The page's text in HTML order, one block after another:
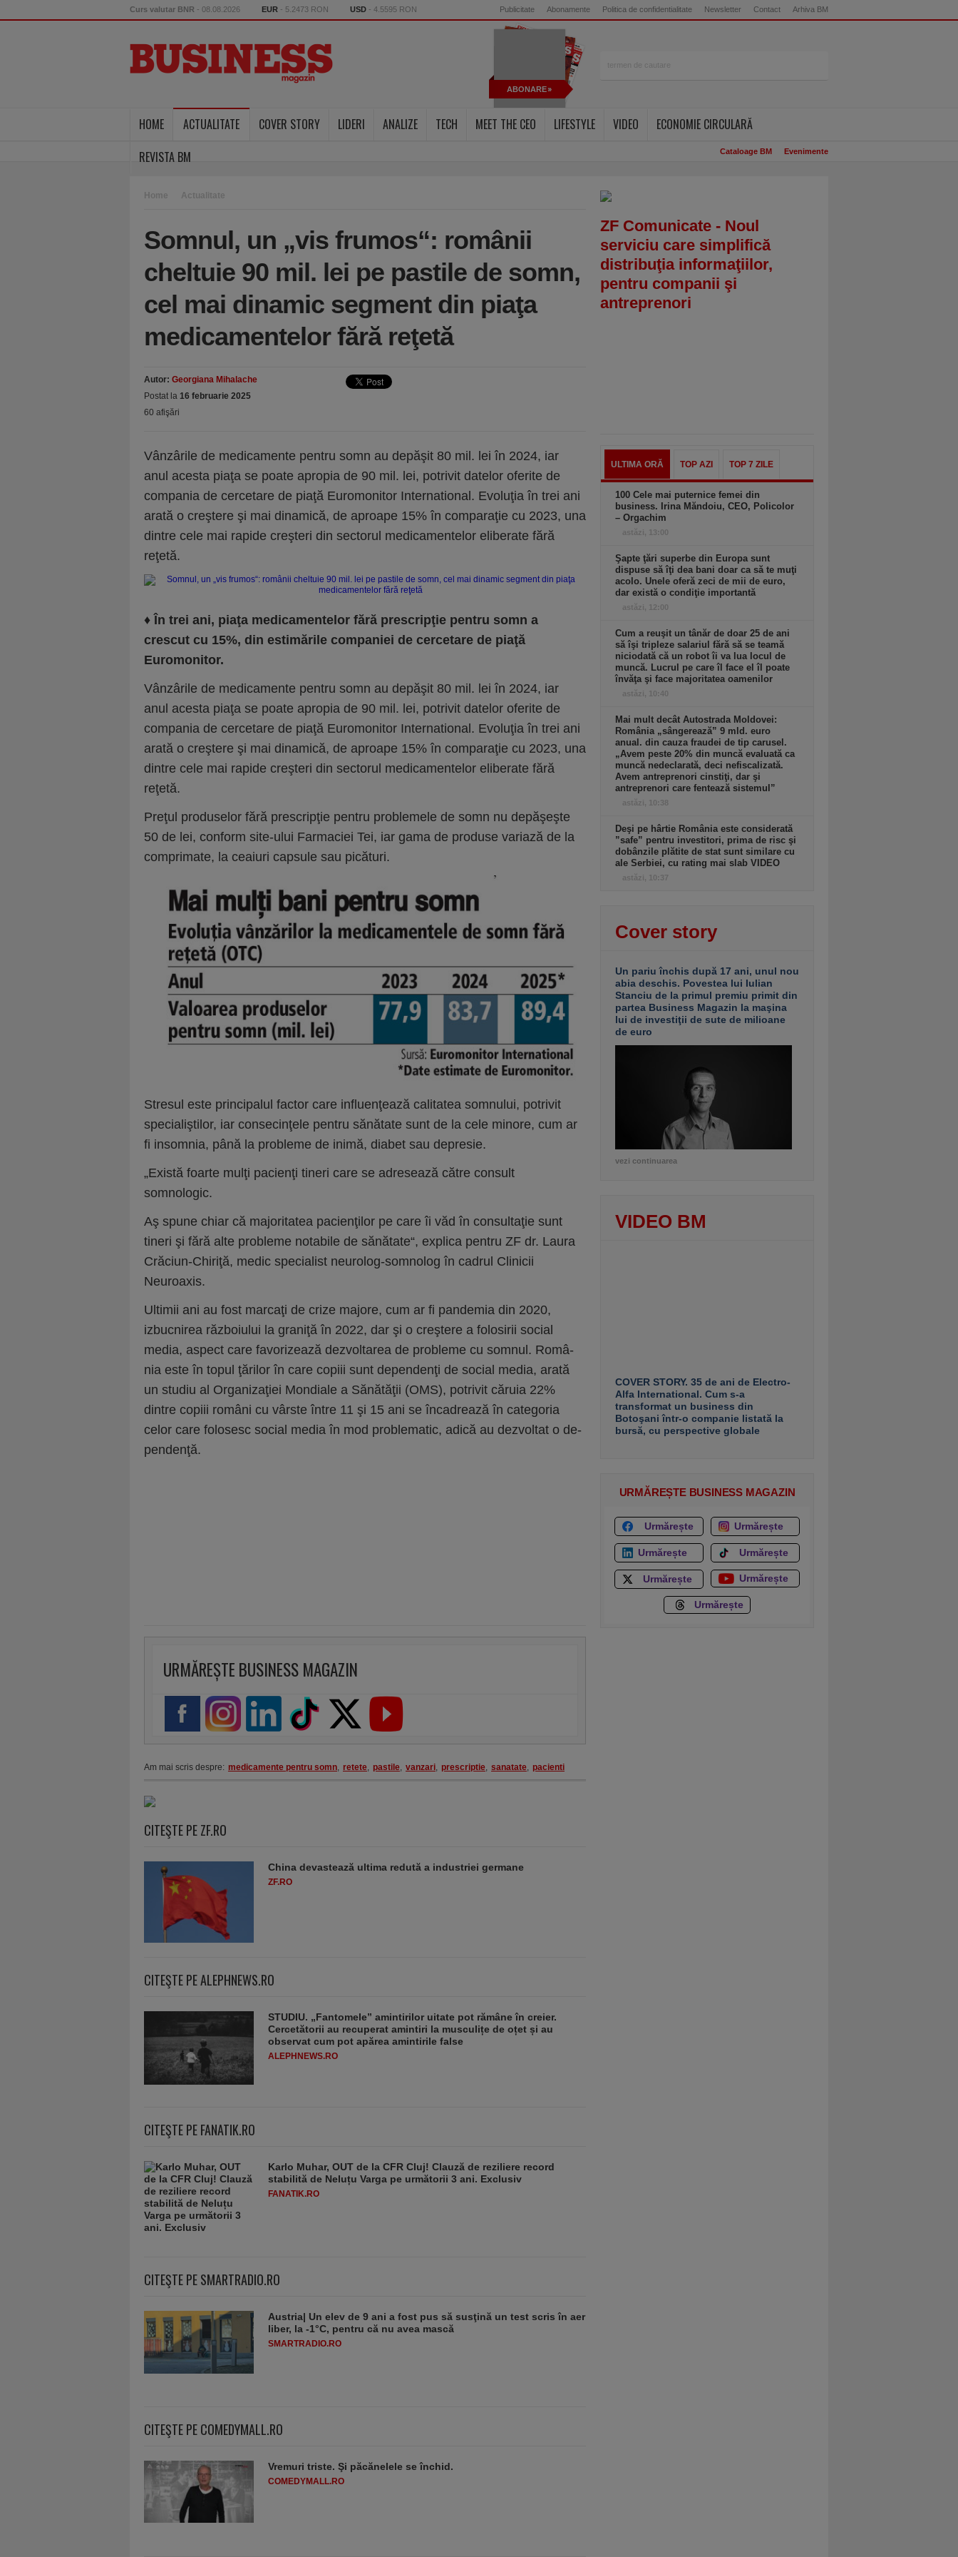
Curs valutar BNR - 08.08.2026 EUR - 5.2473 RON USD - 4.5595 RON Publicitate Abonamente Politica de confidentialitate Newsletter Contact Arhiva BM
ABONARE
HOME ACTUALITATE COVER STORY LIDERI ANALIZE TECH MEET THE CEO LIFESTYLE VIDEO
ECONOMIE CIRCULARĂ
REVISTA BM
Cataloage BM Evenimente
Home Actualitate
Somnul, un „vis frumos“: românii
cheltuie 90 mil. lei pe pastile de somn,
cel mai dinamic segment din piaţa
medicamentelor fără reţetă
Autor: Georgiana Mihalache
Postat la 16 februarie 2025
60 afişări
Vânzârile de medicamente pentru somn au depăşit 80 mil. lei în 2024, iar
anul acesta piaţa se poate apropia de 90 mil. lei, potrivit datelor oferite de
compania de cer­cetare de piaţă Euromonitor International. Evoluţia în trei ani
arată o creştere şi mai dinamică, de aproape 15% în comparaţie cu 2023, una
dintre cele mai rapide creşteri din sectorul medicamentelor eliberate fără
reţetă.
♦ În trei ani, piaţa medicamentelor fără prescripţie pentru somn a
crescut cu 15%, din estimările companiei de cercetare de piaţă
Euromonitor.
Vânzârile de medicamente pentru somn au depăşit 80 mil. lei în 2024, iar
anul acesta piaţa se poate apropia de 90 mil. lei, potrivit datelor oferite de
compania de cer­cetare de piaţă Euromonitor International. Evoluţia în trei ani
arată o creştere şi mai dinamică, de aproape 15% în comparaţie cu 2023, una
dintre cele mai rapide creşteri din sectorul medicamentelor eliberate fără
reţetă.
Preţul produselor fără prescripţie pentru proble­me­le de somn nu depăşeşte
50 de lei, conform site-ului Far­ma­ciei Tei, iar gama de produse variază de la
compri­mate, la ceaiuri capsule sau picături.
Stresul este principalul factor care influenţează cali­ta­tea somnului, potrivit
specialiştilor, iar consecinţele pen­tru sănătate sunt de la cele minore, cum ar
fi insom­nia, până la probleme de inimă, diabet sau depresie.
„Există foarte mulţi pacienţi tineri care se adresează către consult
somnologic.
Aş spune chiar că majoritatea pacienţilor pe care îi văd în consultaţie sunt
tineri şi fără alte probleme notabile de sănătate“, explica pentru ZF dr. Laura
Crăciun-Chiriţă, medic specialist neurolog-som­nolog în cadrul Clinicii
Neuroaxis.
Ultimii ani au fost marcaţi de crize majore, cum ar fi pandemia din 2020,
izbucnirea războiului la graniţă în 2022, dar şi o creştere a folosirii social
media, aspect care favo­ri­zează dezvoltarea de probleme cu somnul. Româ­
nia este în topul ţărilor în care copiii sunt dependenţi de social media, arată
un studiu al Organi­za­ţiei Mondiale a Sănătăţii (OMS), potrivit căruia 22%
dintre copiii români cu vârste între 11 şi 15 ani se încadrea­ză în ca­tegoria
celor care folosesc social me­­dia în mod proble­ma­tic, adică au dez­voltat o de­
pen­denţă.
URMĂREȘTE BUSINESS MAGAZIN
Am mai scris despre: medicamente pentru somn, retete, pastile, vanzari, prescriptie, sanatate, pacienti
CITEŞTE PE ZF.RO
China devastează ultima redută a industriei germane
ZF.RO
CITEŞTE PE ALEPHNEWS.RO
STUDIU. „Fantomele” amintirilor uitate pot rămâne în creier.
Cercetătorii au recuperat amintiri la musculițe de oțet și au
observat cum pot apărea amintirile false
ALEPHNEWS.RO
CITEŞTE PE FANATIK.RO
Karlo Muhar, OUT de la CFR Cluj! Clauză de reziliere record
stabilită de Neluțu Varga pe următorii 3 ani. Exclusiv
FANATIK.RO
CITEŞTE PE SMARTRADIO.RO
Austria| Un elev de 9 ani a fost pus să susţină un test scris în aer
liber, la -1°C, pentru că nu avea mască
SMARTRADIO.RO
CITEŞTE PE COMEDYMALL.RO
Vremuri triste. Şi păcănelele se închid.
COMEDYMALL.RO
ZF Comunicate - Noul
serviciu care simplifică
distribuţia informaţiilor,
pentru companii şi
antreprenori
ULTIMA ORĂ TOP AZI TOP 7 ZILE
100 Cele mai puternice femei din
business. Irina Măndoiu, CEO, Policolor
– Orgachim
astăzi, 13:00
Şapte ţări superbe din Europa sunt
dispuse să îţi dea bani doar ca să te muţi
acolo. Unele oferă zeci de mii de euro,
dar există o condiţie importantă
astăzi, 12:00
Cum a reuşit un tânăr de doar 25 de ani
să îşi tripleze salariul fără să se teamă
niciodată că un robot îi va lua locul de
muncă. Lucrul pe care îl face el îl poate
învăţa şi face majoritatea oamenilor
astăzi, 10:40
Mai mult decât Autostrada Moldovei:
România „sângerează” 9 mld. euro
anual. din cauza fraudei de tip carusel.
„Avem peste 20% din muncă evaluată ca
muncă nedeclarată, deci nefiscalizată.
Avem antreprenori cinstiţi, dar şi
antreprenori care fentează sistemul”
astăzi, 10:38
Deşi pe hârtie România este considerată
”safe” pentru investitori, prima de risc şi
dobânzile plătite de stat sunt similare cu
ale Serbiei, cu rating mai slab VIDEO
astăzi, 10:37
Cover story
Un pariu închis după 17 ani, unul nou
abia deschis. Povestea lui Iulian
Stanciu de la primul premiu primit din
partea Business Magazin la maşina
lui de investiţii de sute de milioane
de euro
vezi continuarea
VIDEO BM
COVER STORY. 35 de ani de Electro-
Alfa International. Cum s-a
transformat un business din
Botoşani într-o companie listată la
bursă, cu perspective globale
URMĂREȘTE BUSINESS MAGAZIN
Urmărește Urmărește
Urmărește Urmărește
Urmărește Urmărește
Urmărește